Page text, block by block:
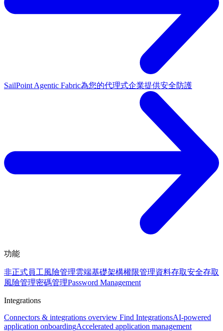
SailPoint Agentic Fabric為您的代理式企業提供安全防護
功能
非正式員工風險管理雲端基礎架構權限管理資料存取安全存取
風險管理密碼管理Password Management
Integrations
Connectors & integrations overview Find IntegrationsAI-powered
application onboardingAccelerated application management